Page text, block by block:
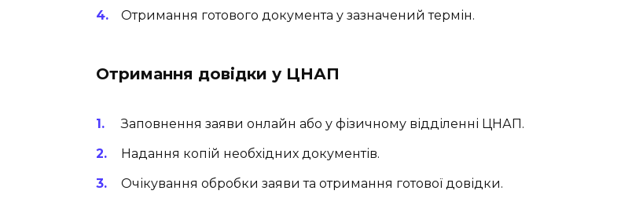
Отримання готового документа у зазначений термін.
Отримання довідки у ЦНАП
Заповнення заяви онлайн або у фізичному відділенні ЦНАП.
Надання копій необхідних документів.
Очікування обробки заяви та отримання готової довідки.